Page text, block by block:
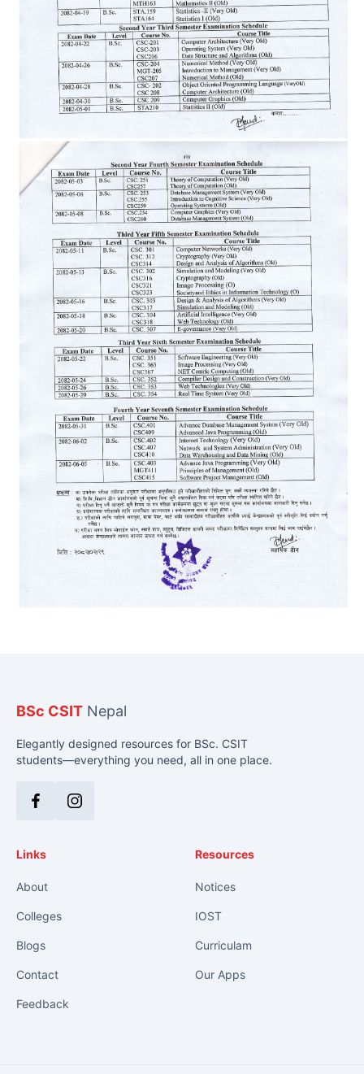
BSc CSIT Nepal
Elegantly designed resources for BSc. CSIT
students—everything you need, all in one place.
FacebookInstagram
Links
About
Colleges
Blogs
Contact
Feedback
Resources
Notices
IOST
Curriculam
Our Apps